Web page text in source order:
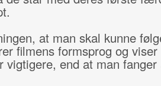
at man skal kunne
filmens formsprog og
vigtigere, end at man fanger